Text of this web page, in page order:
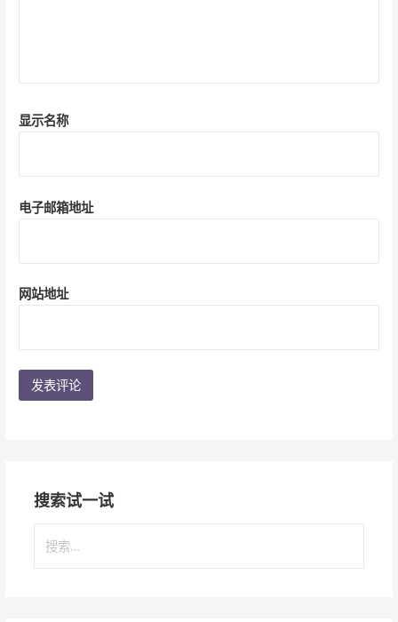
显示名称
电子邮箱地址
网站地址
搜索试一试
索